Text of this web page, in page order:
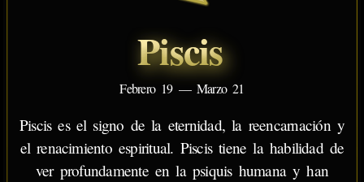
Piscis
Febrero 19 — Marzo 21
Piscis es el signo de la eternidad, la reencarnación y
el renacimiento espiritual. Piscis tiene la habilidad de
ver profundamente en la psiquis humana y han